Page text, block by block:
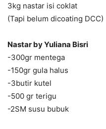
3kg nastar isi coklat
(Tapi belum dicoating DCC)
Nastar by Yuliana Bisri
-300gr mentega
-150gr gula halus
-3butir kutel
-500 gr terigu
-2SM susu bubuk